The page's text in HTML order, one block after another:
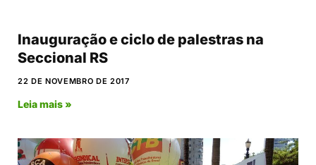
Inauguração e ciclo de palestras na
Seccional RS
22 DE NOVEMBRO DE 2017
Leia mais »